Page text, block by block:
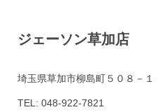
ジェーソン草加店
埼玉県草加市柳島町５０８－１
TEL: 048-922-7821